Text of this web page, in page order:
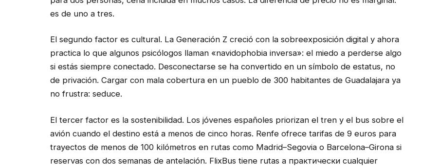
es de uno a tres.
El segundo factor es cultural. La Generación Z creció con la sobreexposición digital y ahora
practica lo que algunos psicólogos llaman «navidophobia inversa»: el miedo a perderse algo
si estás siempre conectado. Desconectarse se ha convertido en un símbolo de estatus, no
de privación. Cargar con mala cobertura en un pueblo de 300 habitantes de Guadalajara ya
no frustra: seduce.
El tercer factor es la sostenibilidad. Los jóvenes españoles priorizan el tren y el bus sobre el
avión cuando el destino está a menos de cinco horas. Renfe ofrece tarifas de 9 euros para
trayectos de menos de 100 kilómetros en rutas como Madrid–Segovia o Barcelona–Girona si
reservas con dos semanas de antelación. FlixBus tiene rutas a практически cualquier